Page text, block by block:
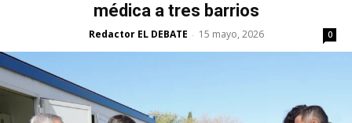
médica a tres barrios
Redactor EL DEBATE - 15 mayo, 2026 0